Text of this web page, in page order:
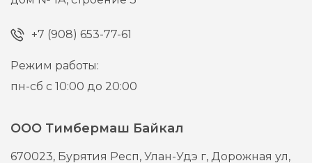
+7 (908) 653-77-61
Режим работы:
пн-сб с 10:00 до 20:00
ООО Тимбермаш Байкал
670023, Бурятия Респ, Улан-Удэ г,Дорожная ул,